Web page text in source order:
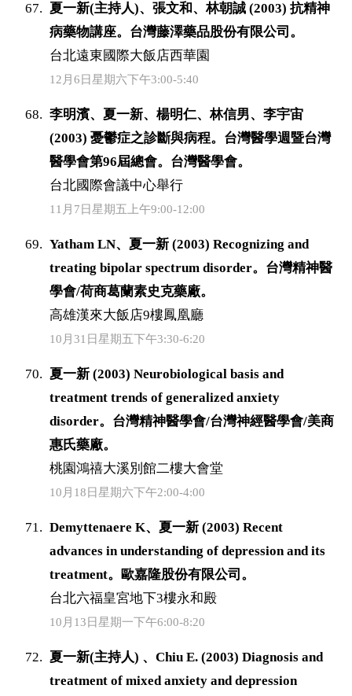
夏一新(主持人)、張文和、林朝誠 (2003) 抗精神
病藥物講座。台灣藤澤藥品股份有限公司。
台北遠東國際大飯店西華園
12月6日星期六下午3:00-5:40
李明濱、夏一新、楊明仁、林信男、李宇宙
(2003) 憂鬱症之診斷與病程。台灣醫學週暨台灣
醫學會第96屆總會。台灣醫學會。
台北國際會議中心舉行
11月7日星期五上午9:00-12:00
Yatham LN、夏一新 (2003) Recognizing and
treating bipolar spectrum disorder。台灣精神醫
學會/荷商葛蘭素史克藥廠。
高雄漢來大飯店9樓鳳凰廳
10月31日星期五下午3:30-6:20
夏一新 (2003) Neurobiological basis and
treatment trends of generalized anxiety
disorder。台灣精神醫學會/台灣神經醫學會/美商
惠氏藥廠。
桃園鴻禧大溪別館二樓大會堂
10月18日星期六下午2:00-4:00
Demyttenaere K、夏一新 (2003) Recent
advances in understanding of depression and its
treatment。歐嘉隆股份有限公司。
台北六福皇宮地下3樓永和殿
10月13日星期一下午6:00-8:20
夏一新(主持人) 、Chiu E. (2003) Diagnosis and
treatment of mixed anxiety and depression